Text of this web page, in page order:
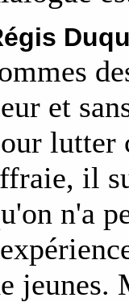
et
lutter
il
n'a
jeunes.